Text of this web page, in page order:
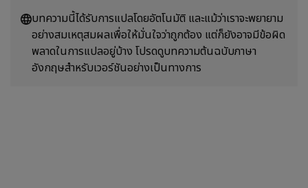
บทความนี้ได้รับการแปลโดยอัตโนมัติ และแม้ว่าเราจะพยายาม
อย่างสมเหตุสมผลเพื่อให้มั่นใจว่าถูกต้อง แต่ก็ยังอาจมีข้อผิด
พลาดในการแปลอยู่บ้าง โปรดดูบทความต้นฉบับภาษา
อังกฤษสำหรับเวอร์ชันอย่างเป็นทางการ